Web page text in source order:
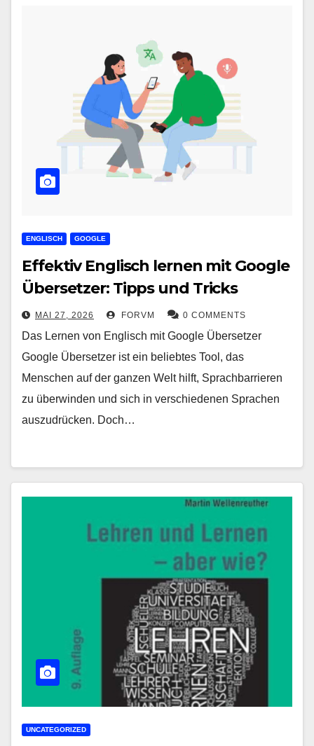
ENGLISCH GOOGLE
Effektiv Englisch lernen mit Google
Übersetzer: Tipps und Tricks
MAI 27, 2026 FORVM 0 COMMENTS
Das Lernen von Englisch mit Google Übersetzer
Google Übersetzer ist ein beliebtes Tool, das
Menschen auf der ganzen Welt hilft, Sprachbarrieren
zu überwinden und sich in verschiedenen Sprachen
auszudrücken. Doch…
UNCATEGORIZED